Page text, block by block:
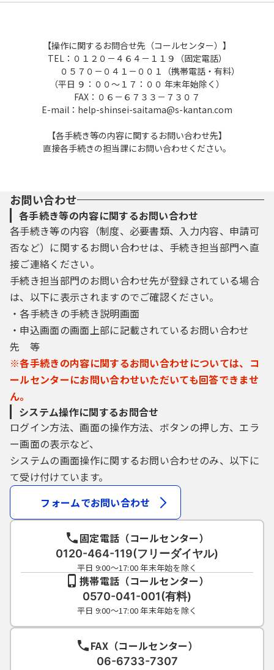
【操作に関するお問合せ先（コールセンター）】
TEL：０１２０－４６４－１１９（固定電話）
０５７０－０４１－００１（携帯電話・有料）
（平日 ９：００～１７：００ 年末年始除く）
FAX：０６－６７３３－７３０７
E-mail：help-shinsei-saitama@s-kantan.com
【各手続き等の内容に関するお問い合わせ先】
直接各手続きの担当課にお問い合わせください。
お問い合わせ
各手続き等の内容に関するお問い合わせ
各手続き等の内容（制度、必要書類、入力内容、申請可
否など）に関するお問い合わせは、手続き担当部門へ直
接ご連絡ください。
手続き担当部門のお問い合わせ先が登録されている場合
は、以下に表示されますのでご確認ください。
・各手続きの手続き説明画面
・申込画面の画面上部に記載されているお問い合わせ
先 等
※各手続きの内容に関するお問い合わせについては、コ
ールセンターにお問い合わせいただいても回答できませ
ん。
システム操作に関するお問合せ
ログイン方法、画面の操作方法、ボタンの押し方、エラ
ー画面の表示など、
システムの画面操作に関するお問い合わせのみ、以下に
て受け付けています。
フォームでお問い合わせ
固定電話（コールセンター）
0120-464-119(フリーダイヤル)
平日 9:00～17:00 年末年始を除く
携帯電話（コールセンター）
0570-041-001(有料)
平日 9:00～17:00 年末年始を除く
FAX（コールセンター）
06-6733-7307